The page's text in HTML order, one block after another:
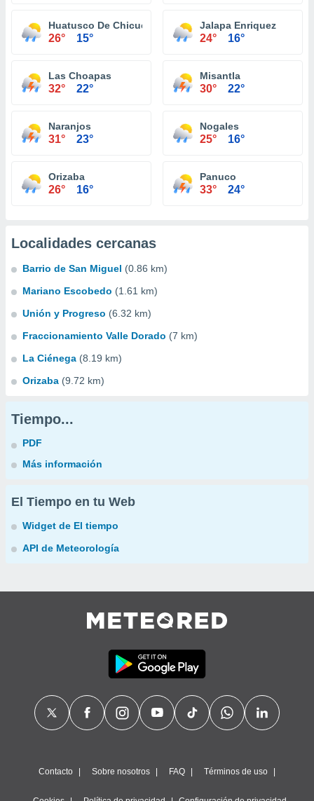
Huatusco De Chicuellar
26° 15°
Jalapa Enriquez
24° 16°
Las Choapas
32° 22°
Misantla
30° 22°
Naranjos
31° 23°
Nogales
25° 16°
Orizaba
26° 16°
Panuco
33° 24°
Localidades cercanas
Barrio de San Miguel (0.86 km)
Mariano Escobedo (1.61 km)
Unión y Progreso (6.32 km)
Fraccionamiento Valle Dorado (7 km)
La Ciénega (8.19 km)
Orizaba (9.72 km)
Tiempo...
PDF
Más información
El Tiempo en tu Web
Widget de El tiempo
API de Meteorología
Contacto Sobre nosotros FAQ Términos de uso